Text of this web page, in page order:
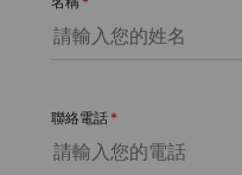
聯絡電話 *